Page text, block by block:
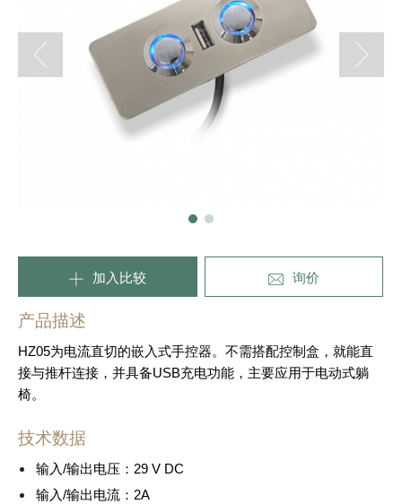
加入比较 询价
产品描述
HZ05为电流直切的嵌入式手控器。不需搭配控制盒，就能直
接与推杆连接，并具备USB充电功能，主要应用于电动式躺
椅。
技术数据
输入/输出电压：29 V DC
输入/输出电流：2A